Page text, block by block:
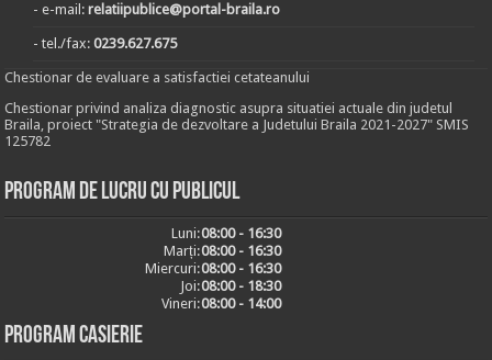
- e-mail:relatiipublice@portal-braila.ro
- tel./fax:0239.627.675
Chestionar de evaluare a satisfactiei cetateanului
Chestionar privind analiza diagnostic asupra situatiei actuale din judetul
Braila, proiect "Strategia de dezvoltare a Judetului Braila 2021-2027" SMIS
125782
Program de lucru cu publicul
Luni:08:00 - 16:30
Marți:08:00 - 16:30
Miercuri:08:00 - 16:30
Joi:08:00 - 18:30
Vineri:08:00 - 14:00
Program casierie